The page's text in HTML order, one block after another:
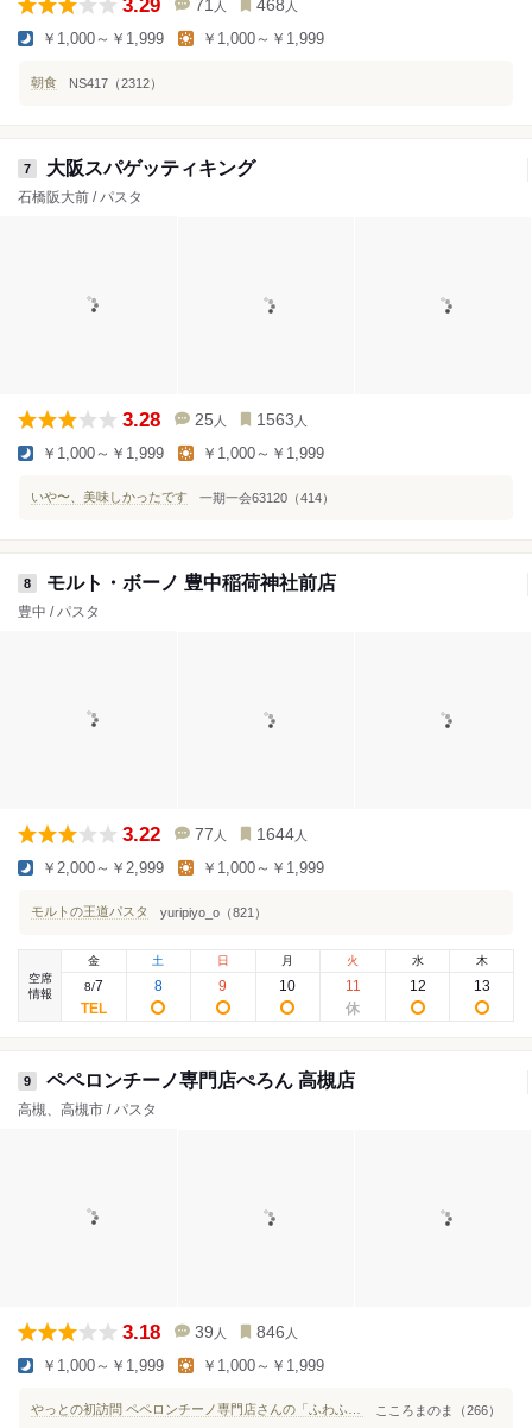
3.29 71 人 468 人
￥1,000～￥1,999 ￥1,000～￥1,999
朝食 NS417（2312）
7 大阪スパゲッティキング
石橋阪大前 / パスタ
3.28 25 人 1563 人
￥1,000～￥1,999 ￥1,000～￥1,999
いや〜、美味しかったです 一期一会63120（414）
8 モルト・ボーノ 豊中稲荷神社前店
豊中 / パスタ
3.22 77 人 1644 人
￥2,000～￥2,999 ￥1,000～￥1,999
モルトの王道パスタ yuripiyo_o（821）
空席
情報
金
8/7
土
8
日
9
月
10
火
11
水
12
木
13
9 ペペロンチーノ専門店ぺろん 高槻店
高槻、高槻市 / パスタ
3.18 39 人 846 人
￥1,000～￥1,999 ￥1,000～￥1,999
こころまのま（266）